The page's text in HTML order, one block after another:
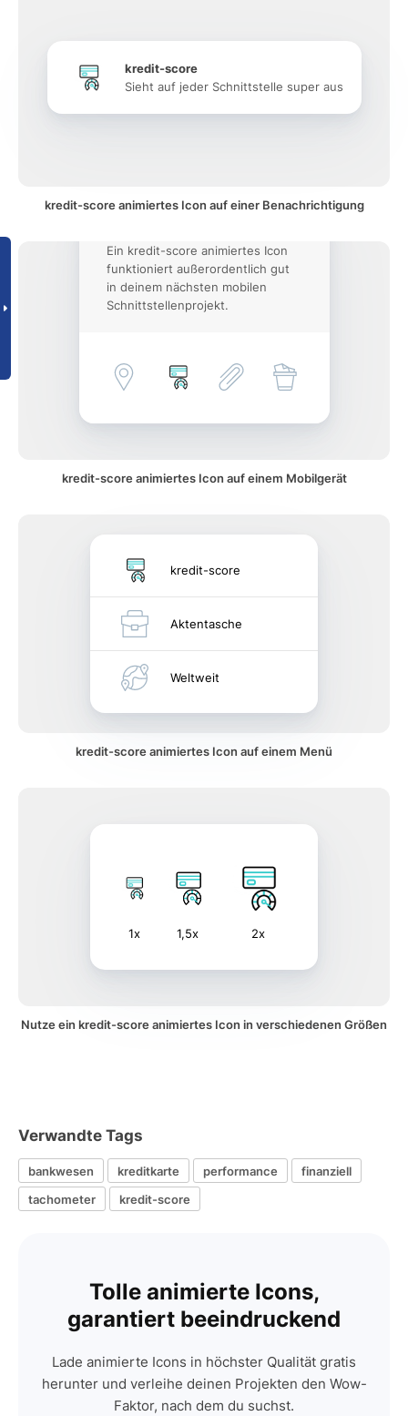
kredit-score
Sieht auf jeder Schnittstelle super aus
kredit-score animiertes Icon auf einer Benachrichtigung
Ein kredit-score animiertes Icon
funktioniert außerordentlich gut
in deinem nächsten mobilen
Schnittstellenprojekt.
kredit-score animiertes Icon auf einem Mobilgerät
kredit-score
Aktentasche
Weltweit
kredit-score animiertes Icon auf einem Menü
1x 1,5x 2x
Nutze ein kredit-score animiertes Icon in verschiedenen Größen
Verwandte Tags
bankwesen kreditkarte performance
finanziell
tachometer
kredit-score
Tolle animierte Icons,
garantiert beeindruckend
Lade animierte Icons in höchster Qualität gratis
herunter und verleihe deinen Projekten den Wow-
Faktor, nach dem du suchst.